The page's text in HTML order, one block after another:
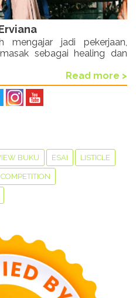
mengajar jadi pekerjaan,
sebagai healing dan
Read more >
BUKU ESAI LISTICLE